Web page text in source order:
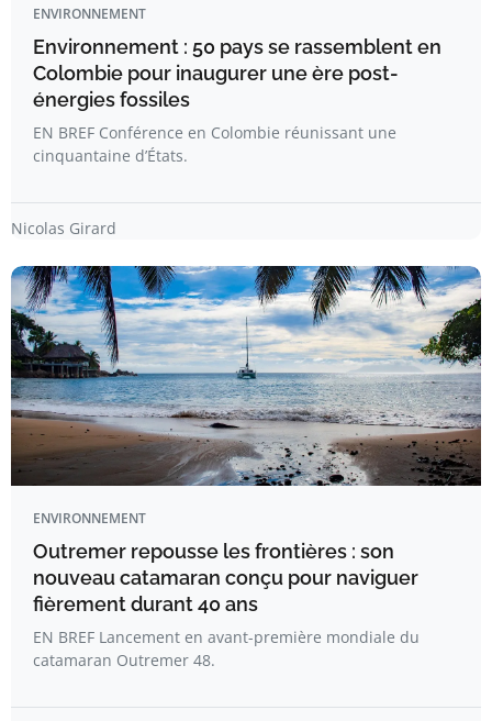
ENVIRONNEMENT
Environnement : 50 pays se rassemblent en
Colombie pour inaugurer une ère post-
énergies fossiles
EN BREF Conférence en Colombie réunissant une
cinquantaine d’États.
Nicolas Girard
ENVIRONNEMENT
Outremer repousse les frontières : son
nouveau catamaran conçu pour naviguer
fièrement durant 40 ans
EN BREF Lancement en avant-première mondiale du
catamaran Outremer 48.